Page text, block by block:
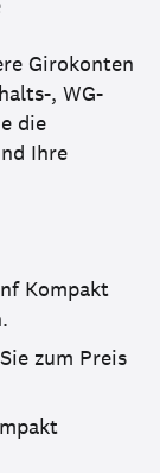
Girokonten
, WG-
die
Ihre
Kompakt
zum Preis